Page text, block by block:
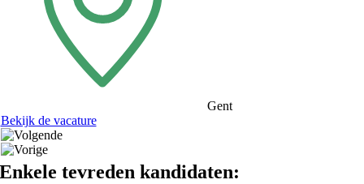
Gent
Bekijk de vacature
Enkele tevreden kandidaten: